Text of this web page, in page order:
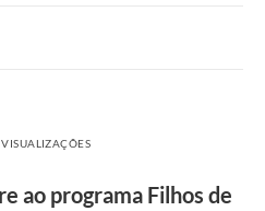
ao programa Filhos de